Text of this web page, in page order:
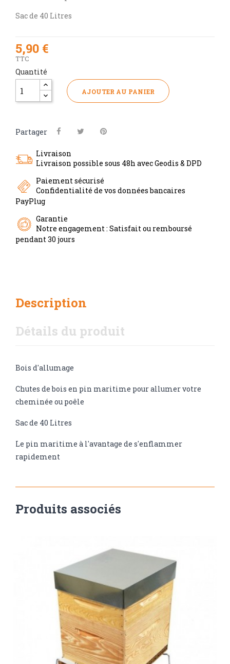
Sac de 40 Litres
5,90 €
TTC
Quantité
AJOUTER AU PANIER
Partager
Livraison
Livraison possible sous 48h avec Geodis & DPD
Paiement sécurisé
Confidentialité de vos données bancaires
PayPlug
Garantie
Notre engagement : Satisfait ou remboursé
pendant 30 jours
Description
Détails du produit
Bois d'allumage
Chutes de bois en pin maritime pour allumer votre
cheminée ou poêle
Sac de 40 Litres
Le pin maritime à l'avantage de s'enflammer
rapidement
Produits associés